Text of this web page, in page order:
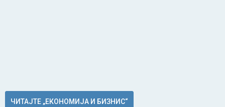
ЧИТАЈТЕ „ЕКОНОМИЈА И БИЗНИС“